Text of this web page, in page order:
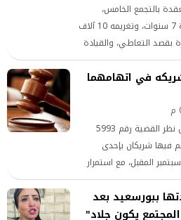
بالتجمع الخامس،
بمعاقبة تاجر بالسجن المشدد لمدة 7 سنوات، وتغريمه 10 آلاف
بقصد التعاطي، والقيادة
ضابط مرور إثر حادث دهس
في اتهامهما
قررت محكمة الجنايات بالجيزة تأجيل نظر القضية رقم 5993
فيها شريكان بإحدى
الشركات السياحية، إلى جلسة 28 سبتمبر المقبل، مع استمرار
ببورسعيد بعد
يكون جلاد"